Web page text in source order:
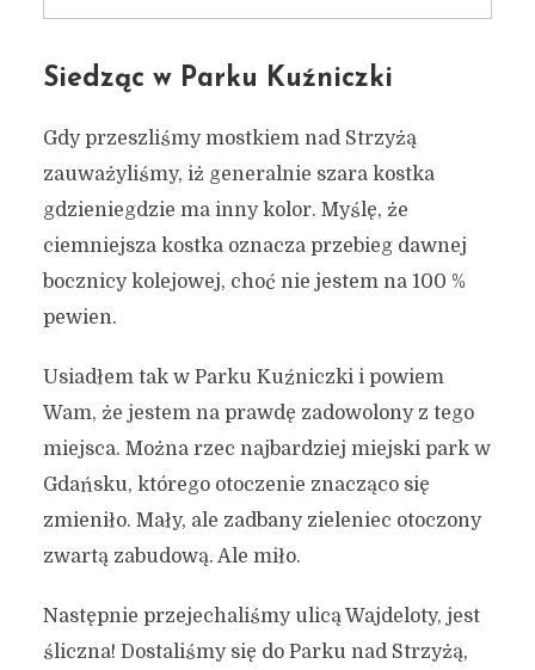
Siedząc w Parku Kuźniczki
Gdy przeszliśmy mostkiem nad Strzyżą
zauważyliśmy, iż generalnie szara kostka
gdzieniegdzie ma inny kolor. Myślę, że
ciemniejsza kostka oznacza przebieg dawnej
bocznicy kolejowej, choć nie jestem na 100 %
pewien.
Usiadłem tak w Parku Kuźniczki i powiem
Wam, że jestem na prawdę zadowolony z tego
miejsca. Można rzec najbardziej miejski park w
Gdańsku, którego otoczenie znacząco się
zmieniło. Mały, ale zadbany zieleniec otoczony
zwartą zabudową. Ale miło.
Następnie przejechaliśmy ulicą Wajdeloty, jest
śliczna! Dostaliśmy się do Parku nad Strzyżą,